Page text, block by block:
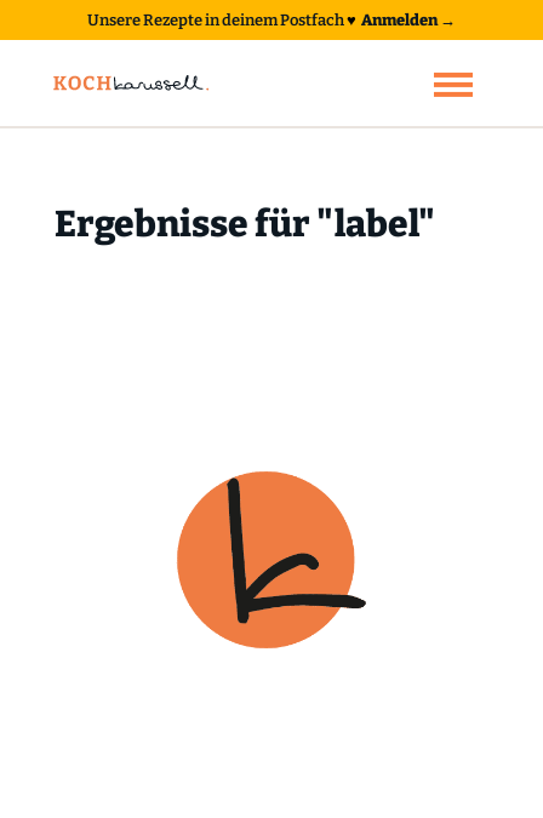
Unsere Rezepte in deinem Postfach♥ Anmelden →
Ergebnisse für "label"